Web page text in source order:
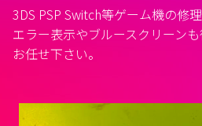
3DS PSP Switch等ゲーム機の修
エラー表示やブルースクリーン
お任せ下さい。